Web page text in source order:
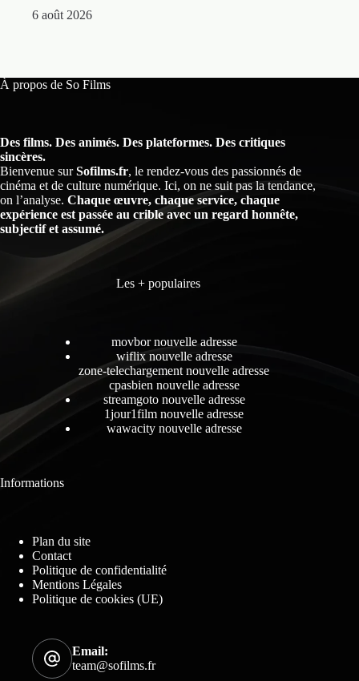
6 août 2026
À propos de So Films
Des films. Des animés. Des plateformes. Des critiques
sincères.
Bienvenue surSofilms.fr, le rendez-vous des passionnés de
cinéma et de culture numérique. Ici, on ne suit pas la tendance,
on l’analyse. Chaque œuvre, chaque service, chaque
expérience est passée au crible avec un regard honnête,
subjectif et assumé.
Les + populaires
movbor nouvelle adresse
wiflix nouvelle adresse
zone-telechargement nouvelle adresse
cpasbien nouvelle adresse
streamgoto nouvelle adresse
1jour1film nouvelle adresse
wawacity nouvelle adresse
Informations
Plan du site
Contact
Politique de confidentialité
Mentions Légales
Politique de cookies (UE)
Email:
team@sofilms.fr